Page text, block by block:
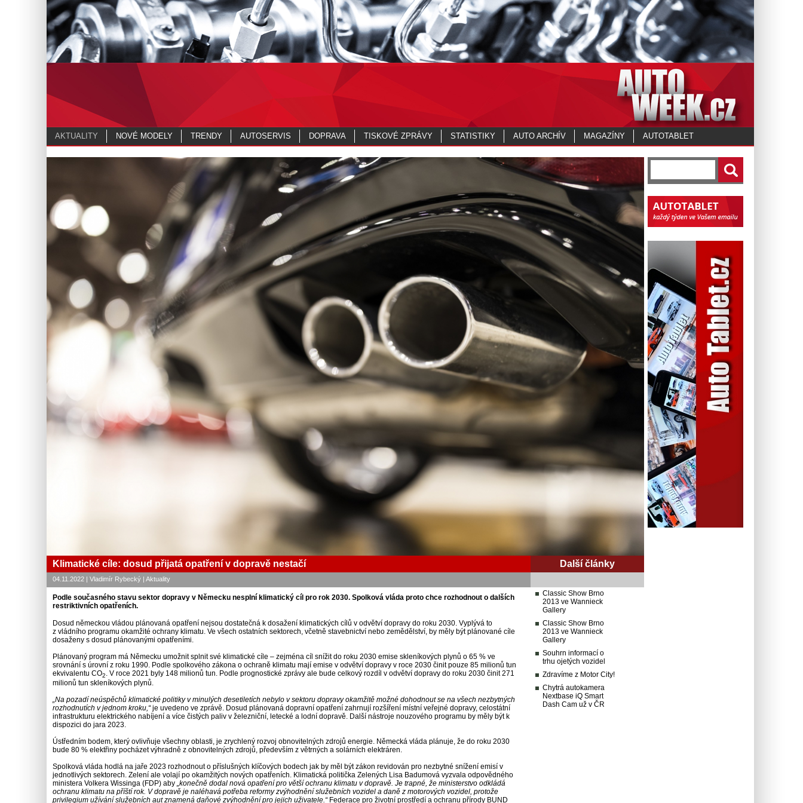
Klimatické cíle: dosud přijatá opatření v dopravě nestačí
04.11.2022 | Vladimír Rybecký | Aktuality
Podle současného stavu sektor dopravy v Německu nesplní klimatický cíl pro rok 2030. Spolková vláda proto chce rozhodnout o dalších
restriktivních opatřeních.
Dosud německou vládou plánovaná opatření nejsou dostatečná k dosažení klimatických cílů v odvětví dopravy do roku 2030. Vyplývá to
z vládního programu okamžité ochrany klimatu. Ve všech ostatních sektorech, včetně stavebnictví nebo zemědělství, by měly být plánované cíle
dosaženy s dosud plánovanými opatřeními.
Plánovaný program má Německu umožnit splnit své klimatické cíle – zejména cíl snížit do roku 2030 emise skleníkových plynů o 65 % ve
srovnání s úrovní z roku 1990. Podle spolkového zákona o ochraně klimatu mají emise v odvětví dopravy v roce 2030 činit pouze 85 milionů tun
ekvivalentu CO2
. V roce 2021 byly 148 milionů tun. Podle prognostické zprávy ale bude celkový rozdíl v odvětví dopravy do roku 2030 činit 271
milionů tun skleníkových plynů.
„Na pozadí neúspěchů klimatické politiky v minulých desetiletích nebylo v sektoru dopravy okamžitě možné dohodnout se na všech nezbytných
rozhodnutích v jednom kroku,“je uvedeno ve zprávě. Dosud plánovaná dopravní opatření zahrnují rozšíření místní veřejné dopravy, celostátní
infrastrukturu elektrického nabíjení a více čistých paliv v železniční, letecké a lodní dopravě. Další nástroje nouzového programu by měly být k
dispozici do jara 2023.
Ústředním bodem, který ovlivňuje všechny oblasti, je zrychlený rozvoj obnovitelných zdrojů energie. Německá vláda plánuje, že do roku 2030
bude 80 % elektřiny pocházet výhradně z obnovitelných zdrojů, především z větrných a solárních elektráren.
Spolková vláda hodlá na jaře 2023 rozhodnout o příslušných klíčových bodech jak by měl být zákon revidován pro nezbytné snížení emisí v
jednotlivých sektorech. Zelení ale volají po okamžitých nových opatřeních. Klimatická politička Zelených Lisa Badumová vyzvala odpovědného
ministera Volkera Wissinga (FDP) aby „konečně dodal nová opatření pro větší ochranu klimatu v dopravě. Je trapné, že ministerstvo odkládá
ochranu klimatu na příští rok. V dopravě je naléhavá potřeba reformy zvýhodnění služebních vozidel a daně z motorových vozidel, protože
privilegium užívání služebních aut znamená daňové zvýhodnění pro jejich uživatele.“ Federace pro životní prostředí a ochranu přírody BUND
Další články
Classic Show Brno
2013 ve Wannieck
Gallery
Classic Show Brno
2013 ve Wannieck
Gallery
Souhrn informací o
trhu ojetých vozidel
Zdravíme z Motor City!
Chytrá autokamera
Nextbase iQ Smart
Dash Cam už v ČR
AKTUALITY NOVÉ MODELY TRENDY AUTOSERVIS DOPRAVA TISKOVÉ ZPRÁVY STATISTIKY AUTO ARCHÍV MAGAZÍNY AUTOTABLET